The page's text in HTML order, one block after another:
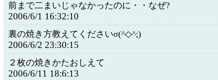
前まで二まいじゃなかったのに・・なぜ?
2006/6/1 16:32:10
裏の焼き方教えてくださいσ(^◇^;)
2006/6/2 23:30:15
２枚の焼きかたおしえて
2006/6/11 18:6:13